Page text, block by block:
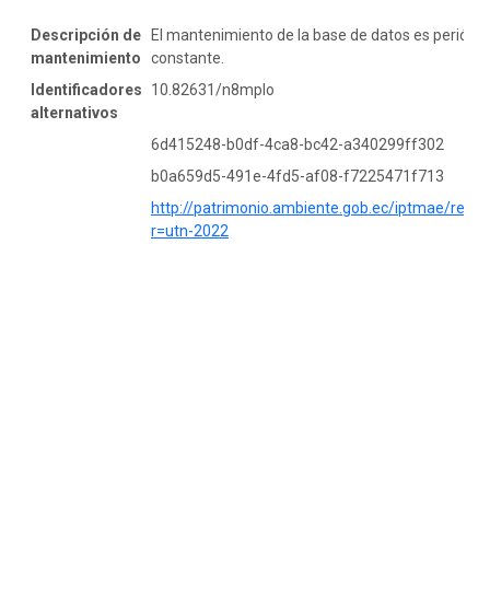
Descripción de
mantenimiento
El mantenimiento de la base de datos es
constante.
Identificadores
alternativos
10.82631/n8mplo
6d415248-b0df-4ca8-bc42-a340299ff302
b0a659d5-491e-4fd5-af08-f7225471f713
http://patrimonio.ambiente.gob.ec/iptmae/
r=utn-2022